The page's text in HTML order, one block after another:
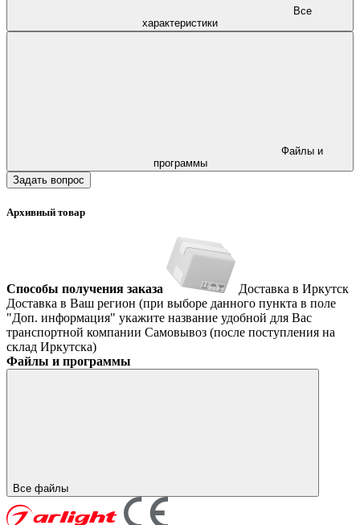
характеристики
программы
Задать вопрос
Архивный товар
Способы получения заказа
Доставка в Иркутск
Доставка в Ваш регион (при выборе данного пункта в поле
"Доп. информация" укажите название удобной для Вас
транспортной компании Самовывоз (после поступления на
склад Иркутска)
Файлы и программы
Все файлы